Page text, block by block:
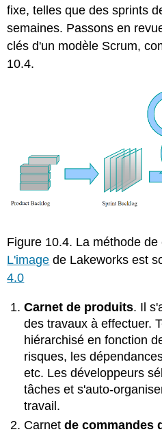
fixe, telles que des sprints
semaines. Passons en
clés d'un modèle Scrum,
10.4.
Figure 10.4. La méthode
L'image de Lakeworks est
4.0
Carnet de produits. Il
des travaux à effectuer.
hiérarchisé en fonction
risques, les
etc. Les développeurs
tâches et s'auto-
travail.
Carnetde commandes